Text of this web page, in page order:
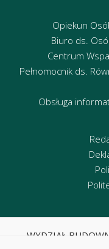
Opiekun
Biuro ds.
Centrum
Pełnomocnik ds.
Obsługa
WYDZIAŁ